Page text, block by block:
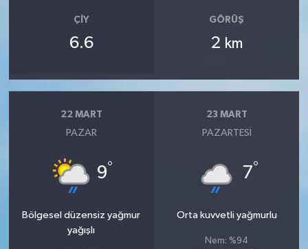
ÇIY
6.6
GÖRÜŞ
2 km
22 MART
PAZAR
9°
Bölgesel düzensiz yağmur
yağışlı
23 MART
PAZARTESI
7°
Orta kuvvetli yağmurlu
Nem: %94